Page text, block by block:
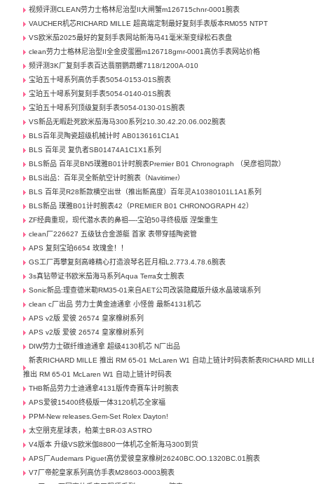
视频评测CLEAN劳力士格林尼治型II大闸蟹m126715chnr-0001腕表
VAUCHER机芯RICHARD MILLE 超高端定制最好复刻手表版本RM055 NTPT
VS欧米茄2025最好的复刻手表网站新海马41毫米渐变绿松石表盘
clean劳力士格林尼治型II全金皮蛋圈m126718grnr-0001高仿手表网站价格
频评测3K厂复刻手表百达翡丽鹦鹉螺7118/1200A-010
宝珀五十噚系列高仿手表5054-0153-01S腕表
宝珀五十噚系列复刻手表5054-0140-01S腕表
宝珀五十噚系列顶级复刻手表5054-0130-01S腕表
VS新品无暇赴死欧米茄海马300系列210.30.42.20.06.002腕表
BLS百年灵陶瓷超级机械计时 AB0136161C1A1
BLS 百年灵 复仇者SB01474A1C1X1系列
BLS新品 百年灵BN5璞雅B01计时腕表Premier B01 Chronograph （吴彦祖同款）
BLS出品：百年灵全新航空计时腕表（Navitimer）
BLS 百年灵R28新款横空出世（推出新高度）百年灵A10380101L1A1系列
BLS新品 璞雅B01计时腕表42（PREMIER B01 CHRONOGRAPH 42）
ZF经典重现，现代潜水表的鼻祖—-宝珀50寻终极版 涅槃重生
clean厂226627 五级钛合金游艇 首家 表带穿插陶瓷管
APS 复刻宝珀6654 玫瑰金！！
GS工厂再攀复刻高峰精心打造浪琴名匠月相L2.773.4.78.6腕表
3s真钻带证书欧米茄海马系列Aqua Terra女士腕表
Sonic新品:理查德米勒RM35-01来自AET公司改装隐藏版升级水晶玻璃系列
clean c厂出品 劳力士黄金迪通拿 小怪兽 最新4131机芯
APS v2版 爱彼 26574 皇家橡树系列
APS v2版 爱彼 26574 皇家橡树系列
DIW劳力士碳纤维迪通拿 超级4130机芯 N厂出品
新表RICHARD MILLE 推出 RM 65-01 McLaren W1 自动上链计时码表新表RICHARD
推出 RM 65-01 McLaren W1 自动上链计时码表
THB新品劳力士迪通拿4131版传奇赛车计时腕表
APS爱彼15400终极版一体3120机芯全家福
PPM-New releases.Gem-Set Rolex Dayton!
太空朋克星球表，柏莱士BR-03 ASTRO
V4版本 升级VS欧米伽8800一体机芯全新海马300到货
APS厂Audemars Piguet高仿爱彼皇家橡树26240BC.OO.1320BC.01腕表
V7厂帝舵皇家系列高仿手表M28603-0003腕表